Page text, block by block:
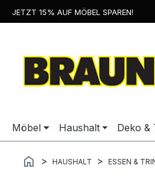
Zur Hauptnavigation
JETZT 15% AUF MÖBEL SPAREN!
Möbel Haushalt Deko &
HAUSHALT ESSEN &